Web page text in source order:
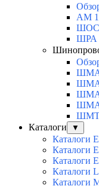
АМ
ШОС
ШРА
ШМА
ШМА
ШМА-
Каталоги
▼
Каталоги
Каталоги
Каталоги
Каталоги
Каталоги